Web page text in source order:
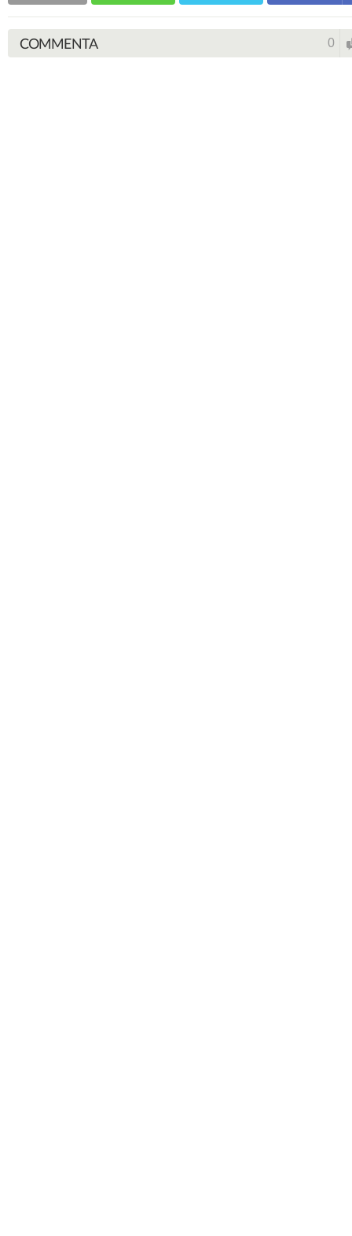
COMMENTA 0